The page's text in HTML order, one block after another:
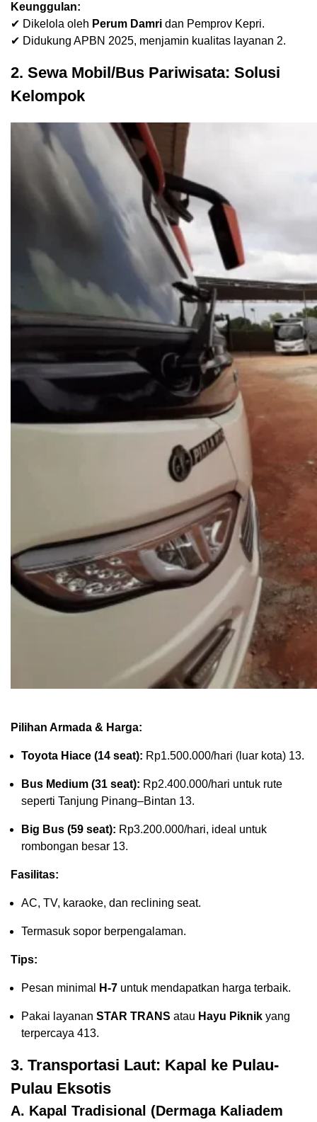
Keunggulan:
✔ Dikelola oleh Perum Damri dan Pemprov Kepri.
✔ Didukung APBN 2025, menjamin kualitas layanan 2.
2. Sewa Mobil/Bus Pariwisata: Solusi
Kelompok
Pilihan Armada & Harga:
Toyota Hiace (14 seat): Rp1.500.000/hari (luar kota) 13.
Bus Medium (31 seat): Rp2.400.000/hari untuk rute
seperti Tanjung Pinang–Bintan 13.
Big Bus (59 seat): Rp3.200.000/hari, ideal untuk
rombongan besar 13.
Fasilitas:
AC, TV, karaoke, dan reclining seat.
Termasuk sopor berpengalaman.
Tips:
Pesan minimal H-7 untuk mendapatkan harga terbaik.
Pakai layanan STAR TRANS atau Hayu Piknik yang
terpercaya 413.
3. Transportasi Laut: Kapal ke Pulau-
Pulau Eksotis
A. Kapal Tradisional (Dermaga Kaliadem